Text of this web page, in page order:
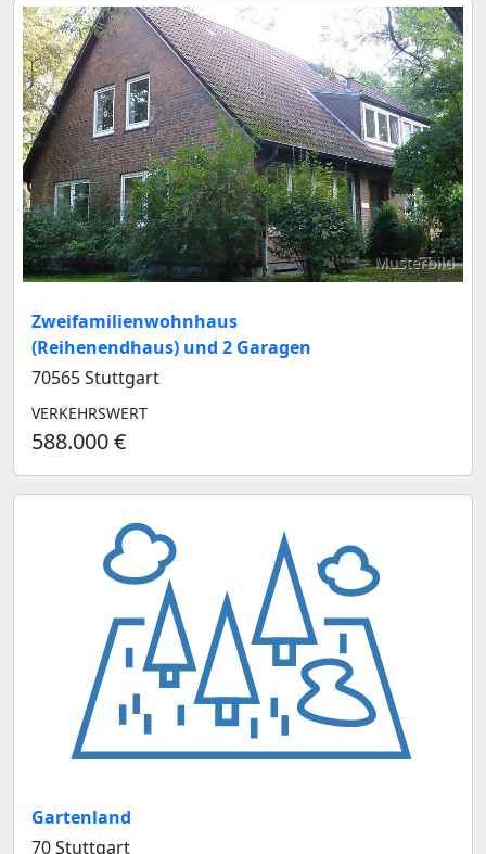
Musterbild
Zweifamilienwohnhaus
(Reihenendhaus) und 2 Garagen
70565 Stuttgart
VERKEHRSWERT
588.000 €
Gartenland
70 Stuttgart